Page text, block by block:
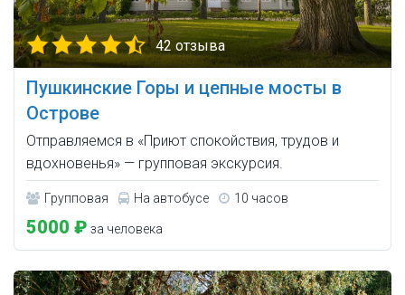
42 отзыва
Пушкинские Горы и цепные мосты в
Острове
Отправляемся в «Приют спокойствия, трудов и
вдохновенья» — групповая экскурсия.
Групповая На автобусе 10 часов
5000 ₽ за человека